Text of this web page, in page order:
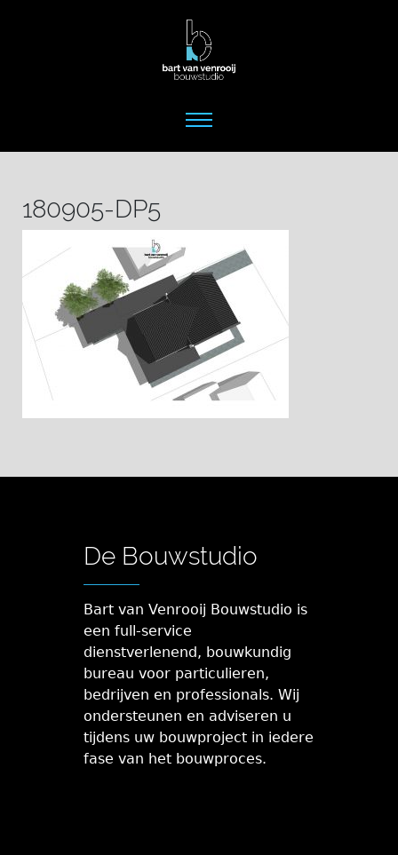
180905-DP5
De Bouwstudio
Bart van Venrooij Bouwstudio is
een full-service
dienstverlenend, bouwkundig
bureau voor particulieren,
bedrijven en professionals. Wij
ondersteunen en adviseren u
tijdens uw bouwproject in iedere
fase van het bouwproces.